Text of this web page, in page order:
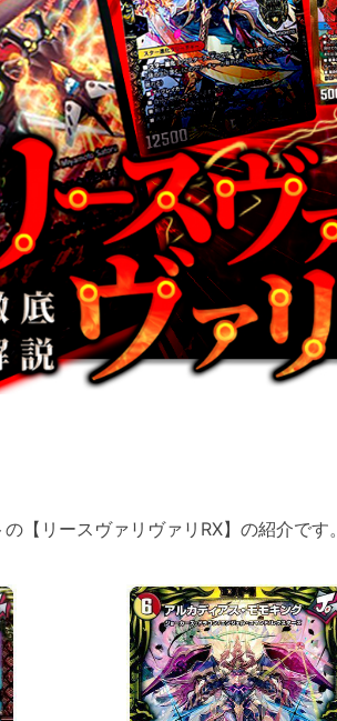
【リースヴァリヴァリRX】の紹介です。